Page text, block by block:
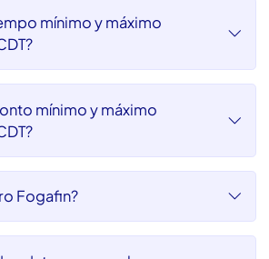
en la simulación es el
retención?
o renueva solo si no
mínimo y máximo